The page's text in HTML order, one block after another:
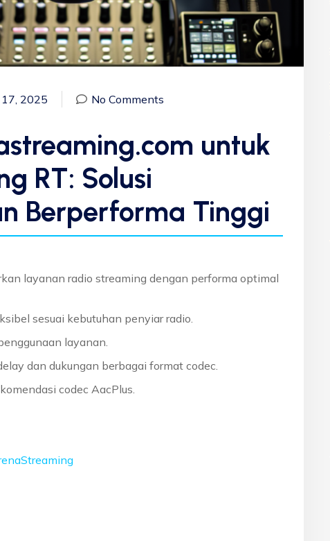
2025 No Comments
untuk
RT: Solusi
Berperforma Tinggi
layanan radio streaming dengan performa optimal
sesuai kebutuhan penyiar radio.
layanan.
dan dukungan berbagai format codec.
codec AacPlus.